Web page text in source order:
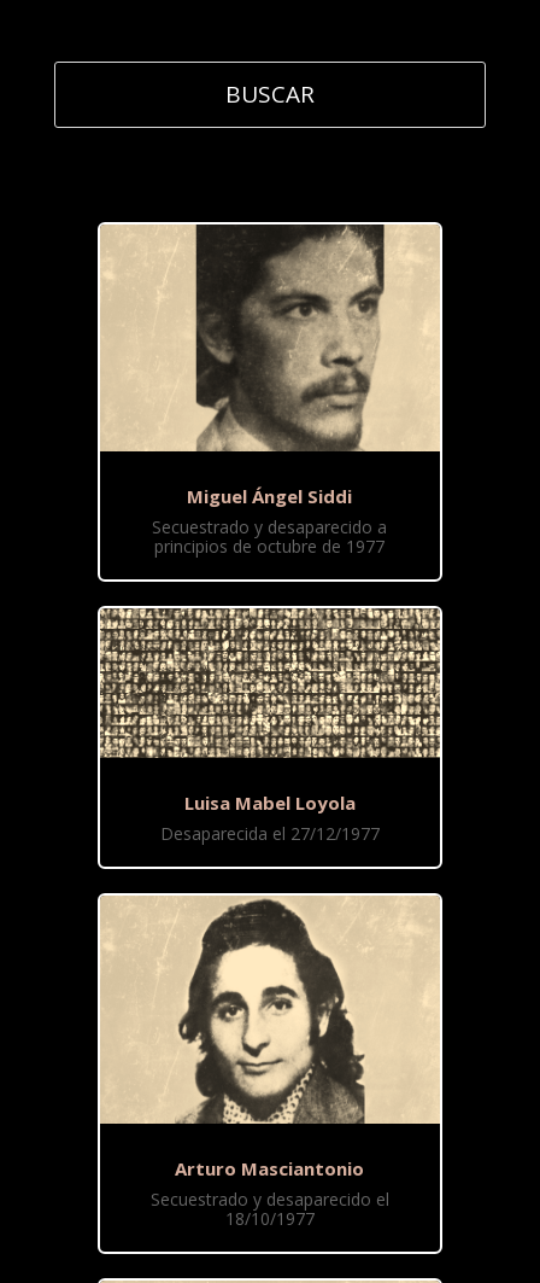
Miguel Ángel Siddi
Secuestrado y desaparecido a
principios de octubre de 1977
Luisa Mabel Loyola
Desaparecida el 27/12/1977
Arturo Masciantonio
Secuestrado y desaparecido el
18/10/1977